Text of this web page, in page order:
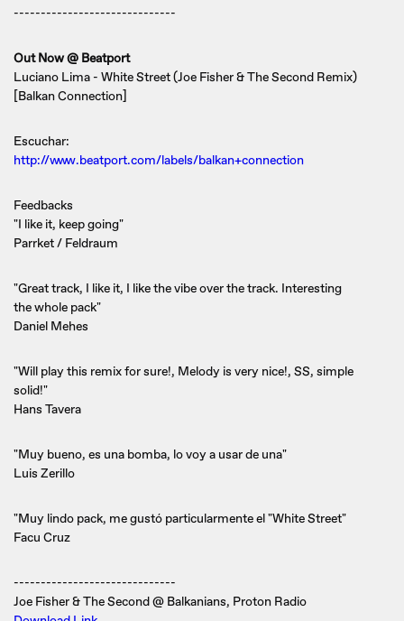
------------------------------
Out Now @ Beatport
Luciano Lima - White Street (Joe Fisher & The Second Remix)
[Balkan Connection]
Escuchar:
http://www.beatport.com/labels/balkan+connection
Feedbacks
"I like it, keep going"
Parrket / Feldraum
"Great track, I like it, I like the vibe over the track. Interesting
the whole pack"
Daniel Mehes
"Will play this remix for sure!, Melody is very nice!, SS, simple
solid!"
Hans Tavera
"Muy bueno, es una bomba, lo voy a usar de una"
Luis Zerillo
"Muy lindo pack, me gustó particularmente el "White Street"
Facu Cruz
------------------------------
Joe Fisher & The Second @ Balkanians, Proton Radio